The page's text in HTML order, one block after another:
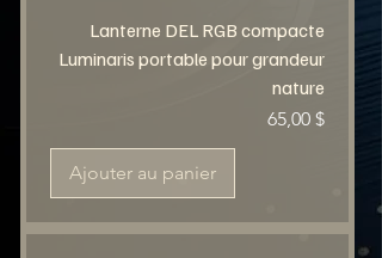
Lanterne DEL RGB compacte
Luminaris portable pour grandeur
nature
Prix
65,00 $
Ajouter au panier